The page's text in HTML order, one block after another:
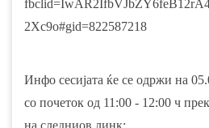
2Xc9o#gid=822587218
Инфо сесијата ќе се одржи на
со почеток од 11:00 - 12:00 ч